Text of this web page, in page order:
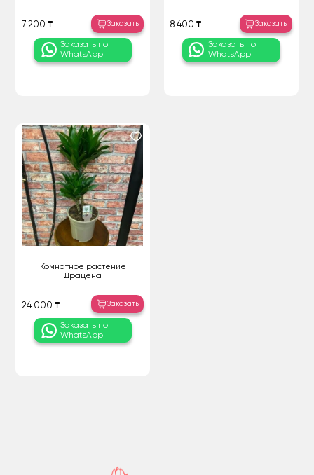
7 200 ₸ Заказать
Заказать по
WhatsApp
8 400 ₸ Заказать
Заказать по
WhatsApp
Комнатное растение
Драцена
24 000 ₸ Заказать
Заказать по
WhatsApp